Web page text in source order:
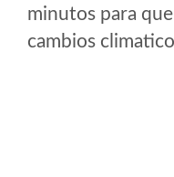
minutos para
cambios